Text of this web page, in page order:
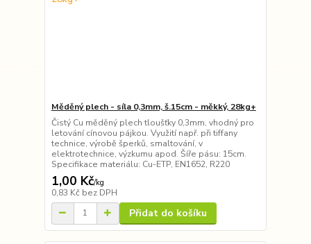
Měděný plech - síla 0,3mm, š.15cm - měkký, 28kg+
Čistý Cu měděný plech tloušťky 0,3mm, vhodný pro
letování cínovou pájkou. Využití např. při tiffany
technice, výrobě šperků, smaltování, v
elektrotechnice, výzkumu apod. Šíře pásu: 15cm.
Specifikace materiálu: Cu-ETP, EN1652, R220
1,00 Kč/kg
0,83 Kč bez DPH
Přidat do košíku